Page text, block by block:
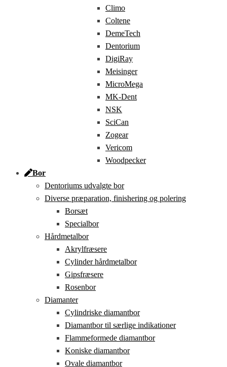
Climo
Coltene
DemeTech
Dentorium
DigiRay
Meisinger
MicroMega
MK-Dent
NSK
SciCan
Zogear
Vericom
Woodpecker
Bor
Dentoriums udvalgte bor
Diverse præparation, finishering og polering
Borsæt
Specialbor
Hårdmetalbor
Akrylfræsere
Cylinder hårdmetalbor
Gipsfræsere
Rosenbor
Diamanter
Cylindriske diamantbor
Diamantbor til særlige indikationer
Flammeformede diamantbor
Koniske diamantbor
Ovale diamantbor